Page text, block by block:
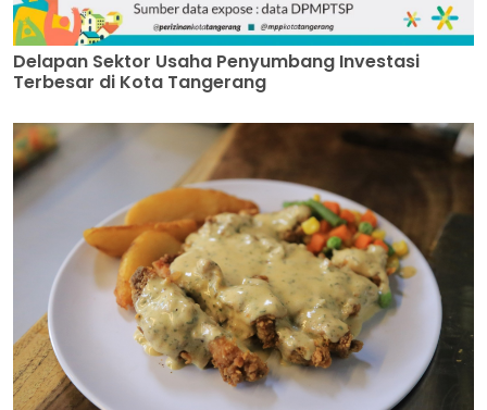
Delapan Sektor Usaha Penyumbang Investasi
Terbesar di Kota Tangerang